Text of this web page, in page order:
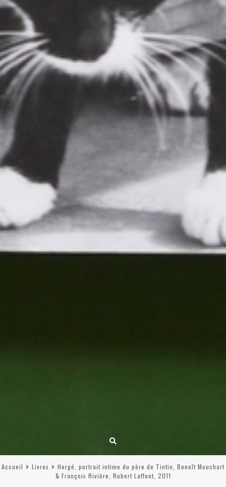
Accueil Livres
Hergé, portrait intime du père de Tintin, Benoît Mouchart
& François Rivière, Robert Laffont, 2011